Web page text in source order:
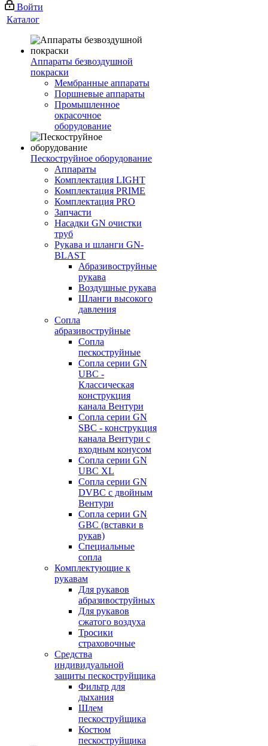
Войти
Каталог
Аппараты безвоздушной
покраски
Мембранные аппараты
Поршневые аппараты
Промышленное
окрасочное
оборудование
Пескоструйное оборудование
Аппараты
Комплектация LIGHT
Комплектация PRIME
Комплектация PRO
Запчасти
Насадки GN очистки
труб
Рукава и шланги GN-
BLAST
Абразивоструйные
рукава
Воздушные рукава
Шланги высокого
давления
Сопла
абразивоструйные
Сопла
пескоструйные
Сопла серии GN
UBC -
Классическая
конструкция
канала Вентури
Сопла серии GN
SBC - конструкция
канала Вентури c
входным конусом
Сопла серии GN
UBC XL
Сопла серии GN
DVBC с двойным
Вентури
Сопла серии GN
GBC (вставки в
рукав)
Специальные
сопла
Комплектующие к
рукавам
Для рукавов
абразивоструйных
Для рукавов
сжатого воздуха
Тросики
страховочные
Средства
индивидуальной
защиты пескоструйщика
Фильтр для
дыхания
Шлем
пескоструйщика
Костюм
пескоструйщика